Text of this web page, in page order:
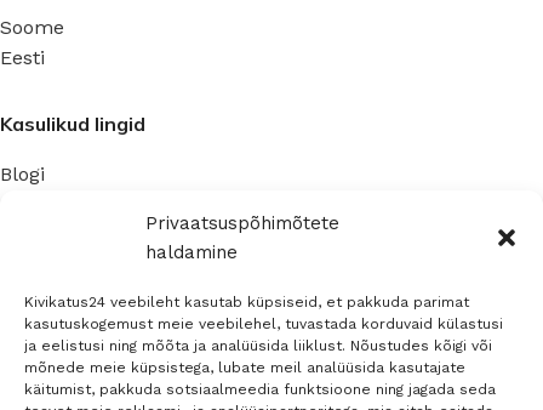
Privaatsuspõhimõtete
haldamine
Kivikatus24 veebileht kasutab küpsiseid, et pakkuda parimat
kasutuskogemust meie veebilehel, tuvastada korduvaid külastusi
ja eelistusi ning mõõta ja analüüsida liiklust. Nõustudes kõigi või
mõnede meie küpsistega, lubate meil analüüsida kasutajate
käitumist, pakkuda sotsiaalmeedia funktsioone ning jagada seda
Soome
Eesti
Kasulikud lingid
Blogi
Kontaktinfo
Müügitingimused